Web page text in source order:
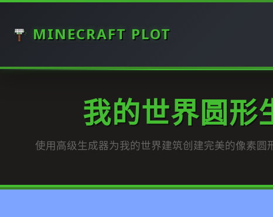
MINECRAFT PLOT
我的世界圆形
使用高级生成器为我的世界建筑创建完美的像素